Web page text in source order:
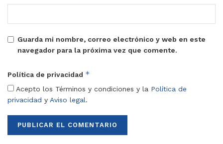
Guarda mi nombre, correo electrónico y web en este
navegador para la próxima vez que comente.
Política de privacidad *
Acepto los Términos y condiciones y la Política de
privacidad y Aviso legal.